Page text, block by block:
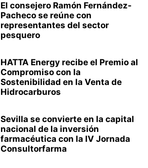
El consejero Ramón Fernández-
Pacheco se reúne con
representantes del sector
pesquero
HATTA Energy recibe el Premio al
Compromiso con la
Sostenibilidad en la Venta de
Hidrocarburos
Sevilla se convierte en la capital
nacional de la inversión
farmacéutica con la IV Jornada
Consultorfarma